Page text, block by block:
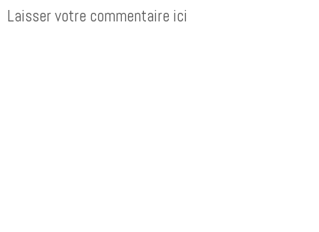
Laisser votre commentaire ici